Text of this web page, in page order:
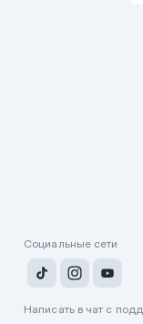
Социальные сети
Написать в чат с